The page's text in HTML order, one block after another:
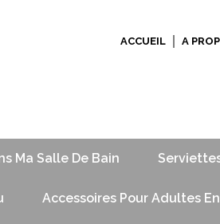
ACCUEIL A
Ma Salle De Bain
Accessoires Pour Adultes